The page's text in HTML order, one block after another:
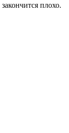
плохо.